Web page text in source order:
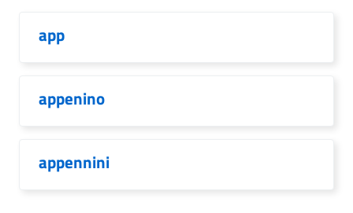
app
appenino
appennini